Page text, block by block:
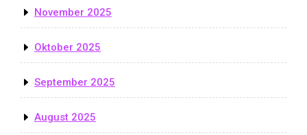
November 2025
Oktober 2025
September 2025
August 2025